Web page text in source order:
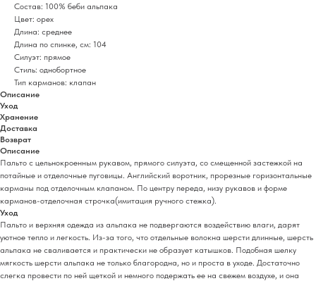
Состав: 100% беби альпака
Цвет: орех
Длина: среднее
Длина по спинке, см: 104
Силуэт: прямое
Стиль: однобортное
Тип карманов: клапан
Описание
Уход
Хранение
Доставка
Возврат
Описание
Пальто с цельнокроенным рукавом, прямого силуэта, со смещенной застежкой на
потайные и отделочные пуговицы. Английский воротник, прорезные горизонтальные
карманы под отделочным клапаном. По центру переда, низу рукавов и форме
карманов-отделочная строчка(имитация ручного стежка).
Уход
Пальто и верхняя одежда из альпака не подвергаются воздействию влаги, дарят
уютное тепло и легкость. Из-за того, что отдельные волокна шерсти длинные, шерсть
альпака не сваливается и практически не образует катышков. Подобная шелку
мягкость шерсти альпака не только благородна, но и проста в уходе. Достаточно
слегка провести по ней щеткой и немного подержать ее на свежем воздухе, и она